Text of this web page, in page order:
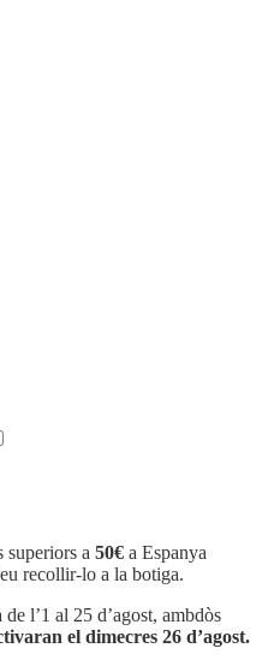
superiors a 50€ a Espanya
recollir-lo a la botiga.
l’1 al 25 d’agost, ambdòs
el dimecres 26 d’agost.